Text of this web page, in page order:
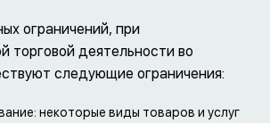
ограничений, при
торговой деятельности во
следующие ограничения:
некоторые виды товаров и услуг